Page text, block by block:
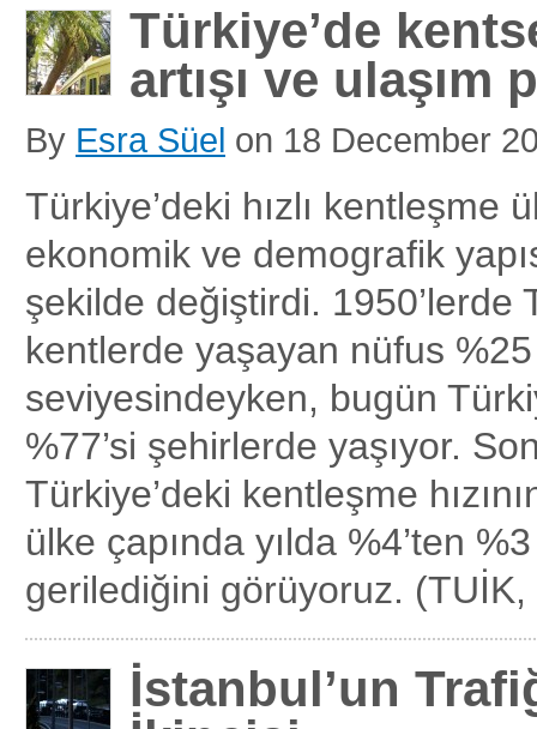
Türkiye’de
artışı ve ulaşım
By Esra Süel on 18 December
Türkiye’deki hızlı kentleşme
ekonomik ve demografik
şekilde değiştirdi. 1950’lerde
kentlerde yaşayan nüfus %25
seviyesindeyken, bugün
%77’si şehirlerde yaşıyor.
Türkiye’deki kentleşme
ülke çapında yılda %4’ten
gerilediğini görüyoruz.
İstanbul’un